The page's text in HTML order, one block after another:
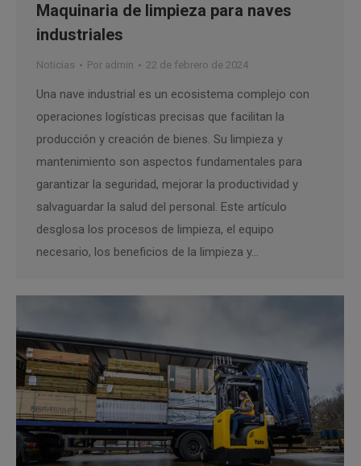
Maquinaria de limpieza para naves
industriales
Noticias Por admin 22 de febrero de 2024
Una nave industrial es un ecosistema complejo con
operaciones logísticas precisas que facilitan la
producción y creación de bienes. Su limpieza y
mantenimiento son aspectos fundamentales para
garantizar la seguridad, mejorar la productividad y
salvaguardar la salud del personal. Este artículo
desglosa los procesos de limpieza, el equipo
necesario, los beneficios de la limpieza y…